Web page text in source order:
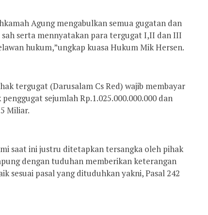
Agung mengabulkan semua gugatan dan
serta mennyatakan para tergugat I,II dan III
hukum,”ungkap kuasa Hukum Mik Hersen.
tergugat (Darusalam Cs Red) wajib membayar
sejumlah Rp.1.025.000.000.000 dan
Miliar.
saat ini justru ditetapkan tersangka oleh pihak
dengan tuduhan memberikan keterangan
sesuai pasal yang dituduhkan yakni, Pasal 242